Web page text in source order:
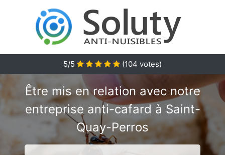
5/5 (104 votes)
Être mis en relation avec notre
entreprise anti-cafard à Saint-
Quay-Perros